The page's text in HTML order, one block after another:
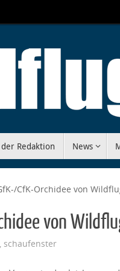
Redaktion News
CfK-Orchidee von
von
, schaufenster